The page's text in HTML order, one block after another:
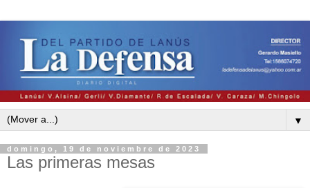
▼
domingo, 19 de noviembre de 2023
Las primeras mesas